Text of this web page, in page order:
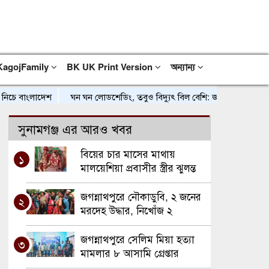
BK UK Print Version অন্যান্য
ঘন ঘন লোডশেডিং, তবুও বিদ্যুৎ বিল বেশি: জনজীবনে বাড়ছে
সুনামগঞ্জ এর আরও খবর
১
বিয়ের চার মাসের মাথায়
মালয়েশিয়া প্রবাসীর স্ত্রীর ঝুলন্ত
মরদেহ উদ্ধার
২
জগন্নাথপুরে নৌকাডুবি, ২ জনের
মরদেহ উদ্ধার, নিখোঁজ ২
৩
জগন্নাথপুরে সেলিম মিয়া হত্যা
মামলার ৮ আসামি গ্রেপ্তার